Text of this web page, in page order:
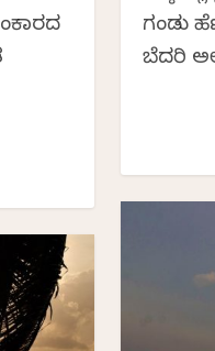
ಗಂಡು
ಬೆದರಿ